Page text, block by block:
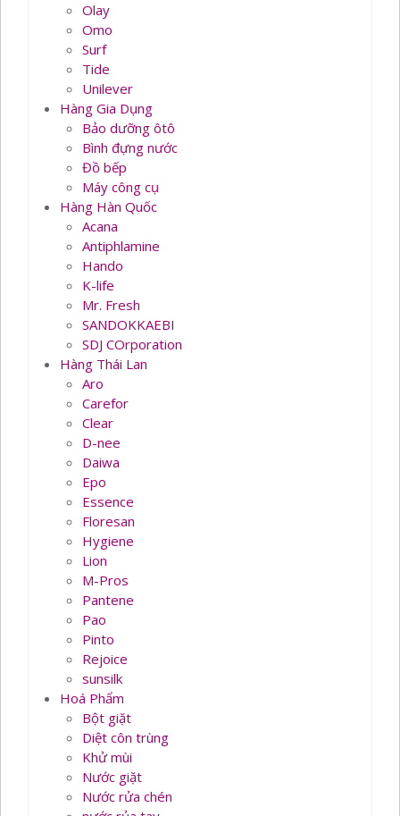
Olay
Omo
Surf
Tide
Unilever
Hàng Gia Dụng
Bảo dưỡng ôtô
Bình đựng nước
Đồ bếp
Máy công cụ
Hàng Hàn Quốc
Acana
Antiphlamine
Hando
K-life
Mr. Fresh
SANDOKKAEBI
SDJ COrporation
Hàng Thái Lan
Aro
Carefor
Clear
D-nee
Daiwa
Epo
Essence
Floresan
Hygiene
Lion
M-Pros
Pantene
Pao
Pinto
Rejoice
sunsilk
Hoá Phẩm
Bột giặt
Diệt côn trùng
Khử mùi
Nước giặt
Nước rửa chén